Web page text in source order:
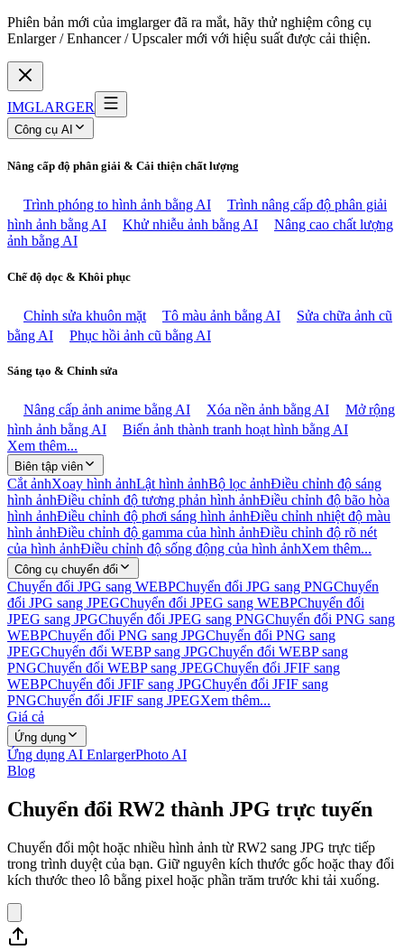
Phiên bản mới của imglarger đã ra mắt, hãy thử nghiệm công cụ
Enlarger / Enhancer / Upscaler mới với hiệu suất được cải thiện.
IMGLARGER
Công cụ AI
Nâng cấp độ phân giải & Cải thiện chất lượng
Trình phóng to hình ảnh bằng AI
Trình nâng cấp độ phân giải
hình ảnh bằng AI
Khử nhiễu ảnh bằng AI
Nâng cao chất lượng
ảnh bằng AI
Chế độ dọc & Khôi phục
Chỉnh sửa khuôn mặt Tô màu ảnh bằng AI
Sửa chữa ảnh cũ
bằng AI
Phục hồi ảnh cũ bằng AI
Sáng tạo & Chỉnh sửa
Nâng cấp ảnh anime bằng AI Xóa nền ảnh bằng AI
Mở rộng
hình ảnh bằng AI
Biến ảnh thành tranh hoạt hình bằng AI
Xem thêm...
Biên tập viên
Cắt ảnhXoay hình ảnhLật hình ảnhBộ lọc ảnhĐiều chỉnh độ sáng
hình ảnhĐiều chỉnh độ tương phản hình ảnhĐiều chỉnh độ bão hòa
hình ảnhĐiều chỉnh độ phơi sáng hình ảnhĐiều chỉnh nhiệt độ màu
hình ảnhĐiều chỉnh độ gamma của hình ảnhĐiều chỉnh độ rõ nét
của hình ảnhĐiều chỉnh độ sống động của hình ảnhXem thêm...
Công cụ chuyển đổi
Chuyển đổi JPG sang WEBPChuyển đổi JPG sang PNGChuyển
đổi JPG sang JPEGChuyển đổi JPEG sang WEBPChuyển đổi
JPEG sang JPGChuyển đổi JPEG sang PNGChuyển đổi PNG sang
WEBPChuyển đổi PNG sang JPGChuyển đổi PNG sang
JPEGChuyển đổi WEBP sang JPGChuyển đổi WEBP sang
PNGChuyển đổi WEBP sang JPEGChuyển đổi JFIF sang
WEBPChuyển đổi JFIF sang JPGChuyển đổi JFIF sang
PNGChuyển đổi JFIF sang JPEGXem thêm...
Giá cả
Ứng dụng
Ứng dụng AI EnlargerPhoto AI
Blog
Chuyển đổi RW2 thành JPG trực tuyến
Chuyển đổi một hoặc nhiều hình ảnh từ RW2 sang JPG trực tiếp
trong trình duyệt của bạn. Giữ nguyên kích thước gốc hoặc thay đổi
kích thước theo lô bằng pixel hoặc phần trăm trước khi tải xuống.